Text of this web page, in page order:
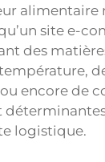
alimentaire
site e-
des
encore de
logistique.